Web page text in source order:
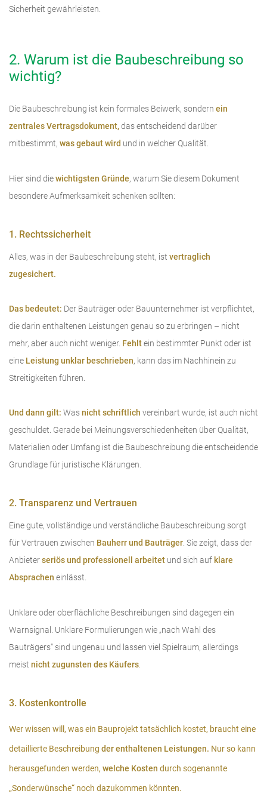
Sicherheit gewährleisten.
2. Warum ist die Baubeschreibung so
wichtig?
Die Baubeschreibung ist kein formales Beiwerk, sondern ein
zentrales Vertragsdokument,das entscheidend darüber
mitbestimmt, was gebaut wird und in welcher Qualität.
Hier sind diewichtigsten Gründe, warum Sie diesem Dokument
besondere Aufmerksamkeit schenken sollten:
1. Rechtssicherheit
Alles, was in der Baubeschreibung steht, ist vertraglich
zugesichert.
Das bedeutet: Der Bauträger oder Bauunternehmer ist verpflichtet,
die darin enthaltenen Leistungen genau so zu erbringen – nicht
mehr, aber auch nicht weniger. Fehltein bestimmter Punkt oder ist
eine Leistung unklar beschrieben, kann das im Nachhinein zu
Streitigkeiten führen.
Und dann gilt: Wasnicht schriftlich vereinbart wurde, ist auch nicht
geschuldet. Gerade bei Meinungsverschiedenheiten über Qualität,
Materialien oder Umfang ist die Baubeschreibung die entscheidende
Grundlage für juristische Klärungen.
2. Transparenz und Vertrauen
Eine gute, vollständige und verständliche Baubeschreibung sorgt
für Vertrauen zwischen Bauherr und Bauträger . Sie zeigt, dass der
Anbieterseriös und professionell arbeitet und sich auf klare
Absprachen einlässt.
Unklare oder oberflächliche Beschreibungen sind dagegen ein
Warnsignal. Unklare Formulierungen wie „nach Wahl des
Bauträgers“ sind ungenau und lassen viel Spielraum, allerdings
meist nicht zugunsten des Käufers
3. Kostenkontrolle
Wer wissen will, was ein Bauprojekt tatsächlich kostet, braucht eine
detaillierte Beschreibung der enthaltenen Leistungen. Nur so kann
herausgefunden werden, welche Kosten durch sogenannte
„Sonderwünsche“ noch dazukommen könnten.